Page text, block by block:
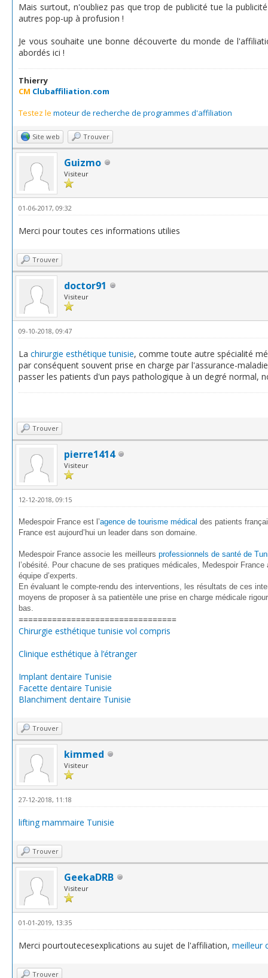
Mais surtout, n'oubliez pas que trop de publicité tue la
autres pop-up à profusion !
Je vous souhaite une bonne découverte du monde de
abordés ici !
Thierry
CM Clubaffiliation.com
Testez le moteur de recherche de programmes d'affiliation
Site web Trouver
Guizmo
Visiteur
01-06-2017, 09:32
Merci pour toutes ces informations utilies
Trouver
doctor91
Visiteur
09-10-2018, 09:47
La chirurgie esthétique tunisie, comme toute autre spécialité
par conséquent souvent prise en charge par l'assurance-
passer les patients d'un pays pathologique à un degré normal,
Trouver
pierre1414
Visiteur
12-12-2018, 09:15
Medespoir France est l’agence de tourisme médical des patients
France est aujourd’hui un leader dans son domaine.
Medespoir France associe les meilleurs professionnels de santé de
l’obésité. Pour chacune de ses pratiques médicales, Medespoir
équipe d’experts.
En évaluant le compte-rendu des interventions, les résultats de ces
moyens de proposer à sa patientèle une prise en charge médicale
bas.
=================================
Chirurgie esthétique tunisie vol compris
Clinique esthétique à l’étranger
Implant dentaire Tunisie
Facette dentaire Tunisie
Blanchiment dentaire Tunisie
Trouver
kimmed
Visiteur
27-12-2018, 11:18
lifting mammaire Tunisie
Trouver
GeekaDRB
Visiteur
01-01-2019, 13:35
Merci pourtoutecesexplications au sujet de l'affiliation, meilleur
Trouver